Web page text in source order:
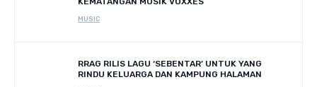
MUSIC
RRAG RILIS LAGU ‘SEBENTAR’ UNTUK YANG
RINDU KELUARGA DAN KAMPUNG HALAMAN